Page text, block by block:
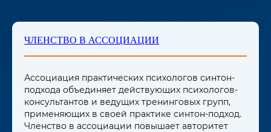
ЧЛЕНСТВО В АССОЦИАЦИИ
Ассоциация практических психологов синтон-
подхода объединяет действующих психологов-
консультантов и ведущих тренинговых групп,
применяющих в своей практике синтон-подход.
Членство в ассоциации повышает авторитет